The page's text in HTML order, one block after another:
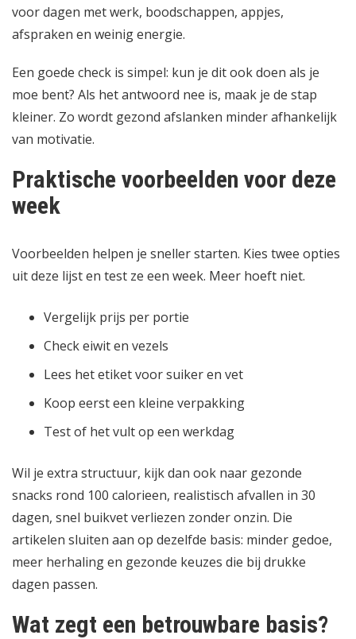
voor dagen met werk, boodschappen, appjes,
afspraken en weinig energie.
Een goede check is simpel: kun je dit ook doen als je
moe bent? Als het antwoord nee is, maak je de stap
kleiner. Zo wordt gezond afslanken minder afhankelijk
van motivatie.
Praktische voorbeelden voor deze
week
Voorbeelden helpen je sneller starten. Kies twee opties
uit deze lijst en test ze een week. Meer hoeft niet.
Vergelijk prijs per portie
Check eiwit en vezels
Lees het etiket voor suiker en vet
Koop eerst een kleine verpakking
Test of het vult op een werkdag
Wil je extra structuur, kijk dan ook naar gezonde
snacks rond 100 calorieen, realistisch afvallen in 30
dagen, snel buikvet verliezen zonder onzin. Die
artikelen sluiten aan op dezelfde basis: minder gedoe,
meer herhaling en gezonde keuzes die bij drukke
dagen passen.
Wat zegt een betrouwbare basis?